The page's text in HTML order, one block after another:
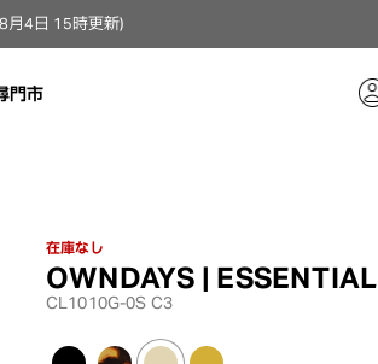
4日 15時更新）
門市
在庫なし
OWNDAYS | ESSENTIAL
CL1010G-0S C3